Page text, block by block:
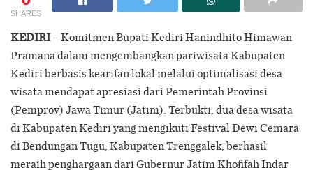
SHARES
KEDIRI– Komitmen Bupati Kediri Hanindhito Himawan
Pramana dalam mengembangkan pariwisata Kabupaten
Kediri berbasis kearifan lokal melalui optimalisasi desa
wisata mendapat apresiasi dari Pemerintah Provinsi
(Pemprov) Jawa Timur (Jatim). Terbukti, dua desa wisata
di Kabupaten Kediri yang mengikuti Festival Dewi Cemara
di Bendungan Tugu, Kabupaten Trenggalek, berhasil
meraih penghargaan dari Gubernur Jatim Khofifah Indar